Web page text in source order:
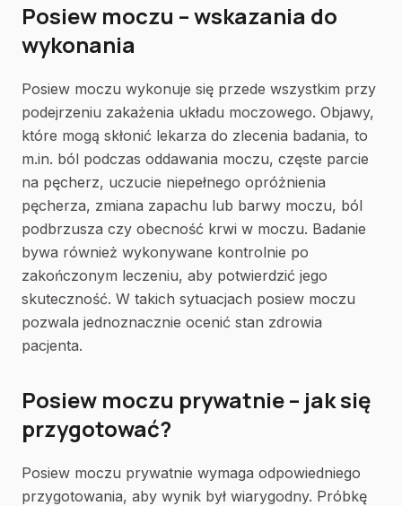
Posiew moczu – wskazania do
wykonania
Posiew moczu wykonuje się przede wszystkim przy
podejrzeniu zakażenia układu moczowego. Objawy,
które mogą skłonić lekarza do zlecenia badania, to
m.in. ból podczas oddawania moczu, częste parcie
na pęcherz, uczucie niepełnego opróżnienia
pęcherza, zmiana zapachu lub barwy moczu, ból
podbrzusza czy obecność krwi w moczu. Badanie
bywa również wykonywane kontrolnie po
zakończonym leczeniu, aby potwierdzić jego
skuteczność. W takich sytuacjach posiew moczu
pozwala jednoznacznie ocenić stan zdrowia
pacjenta.
Posiew moczu prywatnie – jak się
przygotować?
Posiew moczu prywatnie wymaga odpowiedniego
przygotowania, aby wynik był wiarygodny. Próbkę